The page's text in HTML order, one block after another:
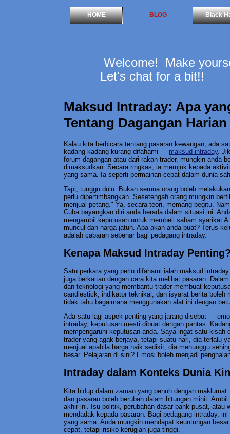
HOME BLOG Black
Welcome! Make
Let's chat for a bit!!
Maksud Intraday: Apa
Tentang Dagangan Harian
Kalau kita berbicara tentang pasaran kewangan, ada
kadang-kadang kurang difahami — maksud intraday.
forum dagangan atau dari rakan trader, mungkin anda
dimaksudkan. Secara ringkas, ia merujuk kepada
yang sama. Ia seperti permainan cepat dalam dunia
Tapi, tunggu dulu. Bukan semua orang boleh
perlu dipertimbangkan. Sesetengah orang mungkin
menjual petang." Ya, secara teori, memang begitu.
Cuba bayangkan diri anda berada dalam situasi ini:
mengambil keputusan untuk membeli saham syarikat
muncul dan harga jatuh. Apa akan anda buat? Terus
adalah cabaran sebenar bagi pedagang intraday.
Kenapa Maksud Intraday
Satu perkara yang perlu difahami ialah maksud
juga berkaitan dengan cara kita melihat pasaran.
dan teknologi yang membantu trader membuat
candlestick, indikator teknikal, dan isyarat berita boleh
tidak tahu bagaimana menggunakan alat ini dengan
Ada satu lagi aspek penting yang jarang disebut —
intraday, keputusan mesti dibuat dengan pantas.
mempengaruhi keputusan anda. Saya ingat satu kisah
trader yang agak berjaya, tetapi suatu hari, dia terlalu
menjual apabila harga naik sedikit, dia menunggu
besar. Pelajaran di sini? Emosi boleh menjadi
Intraday dalam Konteks Dunia
Kita hidup dalam zaman yang penuh dengan
dan pasaran boleh berubah dalam hitungan minit.
akhir ini. Isu politik, perubahan dasar bank pusat, atau
mendadak kepada pasaran. Bagi pedagang intraday,
yang sama. Anda mungkin mendapat keuntungan
cepat, tetapi risiko kerugian juga tinggi.